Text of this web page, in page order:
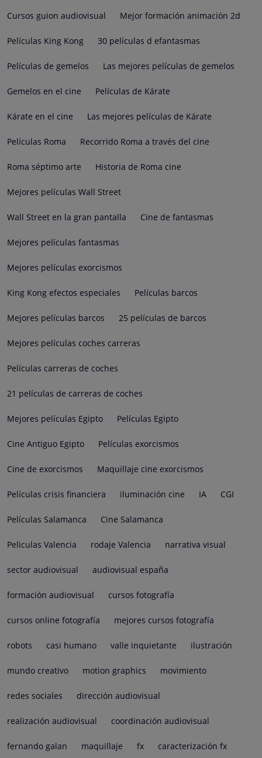
Cursos guion audiovisual Mejor formación animación 2d
Películas King Kong 30 películas d efantasmas
Películas de gemelos Las mejores películas de gemelos
Gemelos en el cine Películas de Kárate
Kárate en el cine Las mejores películas de Kárate
Películas Roma Recorrido Roma a través del cine
Roma séptimo arte Historia de Roma cine
Mejores películas Wall Street
Wall Street en la gran pantalla Cine de fantasmas
Mejores películas fantasmas
Mejores películas exorcismos
King Kong efectos especiales Películas barcos
Mejores películas barcos 25 películas de barcos
Mejores películas coches carreras
Películas carreras de coches
21 películas de carreras de coches
Mejores películas Egipto Películas Egipto
Cine Antiguo Egipto Películas exorcismos
Cine de exorcismos Maquillaje cine exorcismos
Películas crisis financiera iluminación cine IA CGI
Películas Salamanca Cine Salamanca
Peliculas Valencia rodaje Valencia narrativa visual
sector audiovisual audiovisual españa
formación audiovisual cursos fotografía
cursos online fotografía mejores cursos fotografía
robots casi humano valle inquietante ilustración
mundo creativo motion graphics movimiento
redes sociales dirección audiovisual
realización audiovisual coordinación audiovisual
fernando galan maquillaje fx caracterización fx